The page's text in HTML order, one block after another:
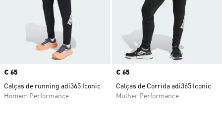
Price
€ 65
Calças de running adi365 Iconic
Homem Performance
Price
€ 65
Calças de Corrida adi365 Iconic
Mulher Performance